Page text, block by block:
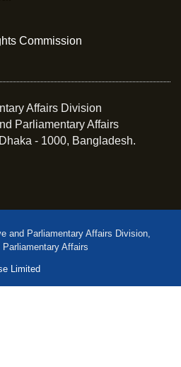
Commission
Affairs Division
Parliamentary Affairs
- 1000, Bangladesh.
and Parliamentary Affairs Division,
Affairs
Limited